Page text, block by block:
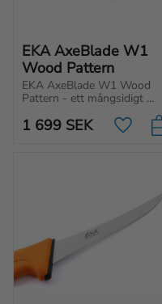
EKA AxeBlade W1
Wood Pattern
EKA AxeBlade W1 Wood
Pattern - ett mångsidigt
och precision. Kommer med
ett tåligt Kydex-fodral.
1 699 SEK Lägg